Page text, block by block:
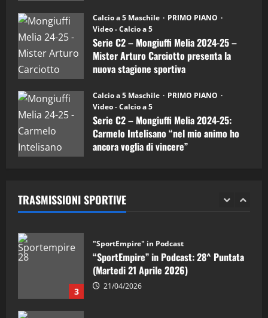
Calcio a 5 Maschile
PRIMO PIANO
Video - Calcio a 5
Serie C2 – Mongiuffi Melia 2024-25 –
Mister Arturo Carciotto presenta la
nuova stagione sportiva
Calcio a 5 Maschile
PRIMO PIANO
Video - Calcio a 5
Serie C2 – Mongiuffi Melia 2024-25:
Carmelo Intelisano “nel mio animo ho
ancora voglia di vincere”
TRASMISSIONI SPORTIVE
5
“SportEmpire” in Podcast: 26^ Puntata
(Martedi 07 Aprile 2026)
08/04/2026
“SportEmpire” in Podcast: 30^ Puntata
(Martedi 05 Maggio 2026)
08/05/2026
2 28/04/2026
3
“SportEmpire” in Podcast: 28^ Puntata
(Martedi 21 Aprile 2026)
21/04/2026